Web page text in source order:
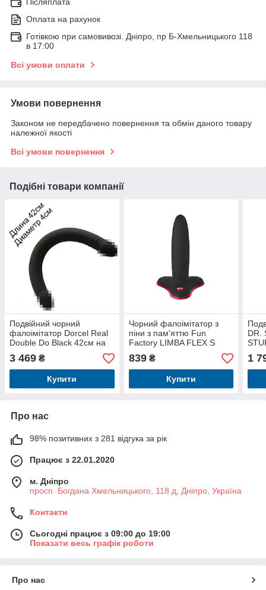
Оплата на рахунок
Готівкою при самовивозі. Дніпро, пр Б-Хмельницького 118
в 17:00
Всі умови оплати
Умови повернення
Законом не передбачено повернення та обмін даного товару
належної якості
Всі умови повернення
Подібні товари компанії
Подвійний чорний
фалоімітатор Dorcel Real
Double Do Black 42см на
4см
3 469 ₴
Купити
Чорний фалоімітатор з
піни з пам'яттю Fun
Factory LIMBA FLEX S
839₴
Купити
DR.
8см
1
Про нас
98% позитивних з 281 відгука за рік
Працює з 22.01.2020
м. Дніпро
просп. Богдана Хмельницького, 118 д, Дніпро, Україна
Контакти
Сьогодні працює з 09:00 до 19:00
Показати весь графік роботи
Про нас